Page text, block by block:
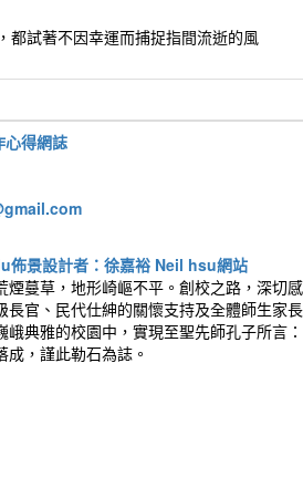
都試著不因幸運而捕捉指間流逝的風
得網誌
煙蔓草，地形崎嶇不平。創校之路，深切
長官、民代仕紳的關懷支持及全體師生家
峨典雅的校園中，實現至聖先師孔子所言
，謹此勒石為誌。